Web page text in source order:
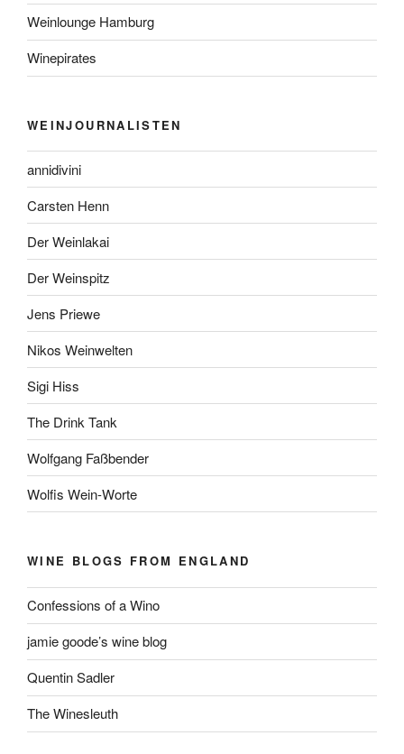
Weinlounge Hamburg
Winepirates
WEINJOURNALISTEN
annidivini
Carsten Henn
Der Weinlakai
Der Weinspitz
Jens Priewe
Nikos Weinwelten
Sigi Hiss
The Drink Tank
Wolfgang Faßbender
Wolfis Wein-Worte
WINE BLOGS FROM ENGLAND
Confessions of a Wino
jamie goode’s wine blog
Quentin Sadler
The Winesleuth